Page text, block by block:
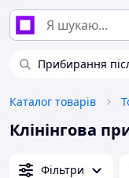
Прибирання
Каталог товарів
Клінінгова
Фільтри